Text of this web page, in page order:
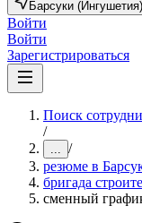
Барсуки (Ингушетия)
Войти
Войти
Зарегистрироваться
Поиск
/
... /
резюме в
бригада
сменный